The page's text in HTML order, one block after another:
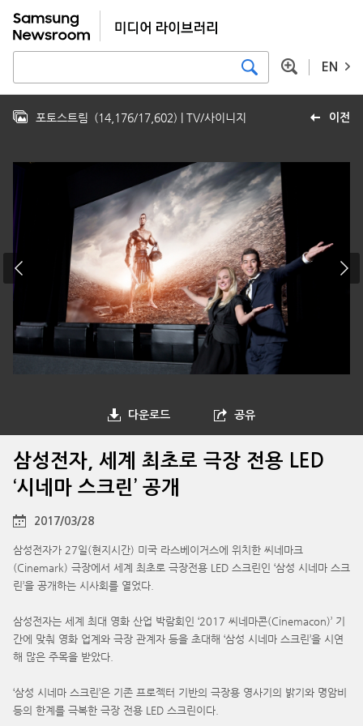
EN
이전
포토스트림 (14,176/17,602) | TV/사이니지
다운로드 공유
삼성전자, 세계 최초로 극장 전용 LED
‘시네마 스크린’ 공개
2017/03/28
삼성전자가 27일(현지시간) 미국 라스베이거스에 위치한 씨네마크
(Cinemark) 극장에서 세계 최초로 극장전용 LED 스크린인 ‘삼성 시네마 스크
린’을 공개하는 시사회를 열었다.
삼성전자는 세계 최대 영화 산업 박람회인 ‘2017 씨네마콘(Cinemacon)’ 기
간에 맞춰 영화 업계와 극장 관계자 등을 초대해 ‘삼성 시네마 스크린’을 시연
해 많은 주목을 받았다.
‘삼성 시네마 스크린’은 기존 프로젝터 기반의 극장용 영사기의 밝기와 명암비
등의 한계를 극복한 극장 전용 LED 스크린이다.